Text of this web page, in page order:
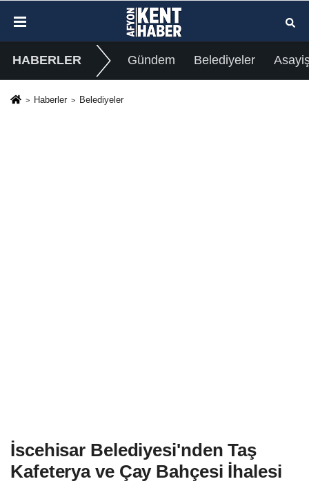
HABERLER Gündem Belediyeler
Haberler Belediyeler
İscehisar Belediyesi'nden Taş
Kafeterya ve Çay Bahçesi İhalesi